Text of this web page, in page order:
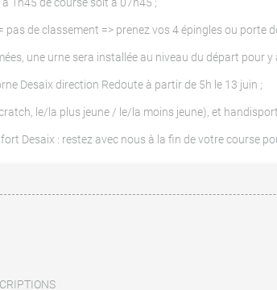
de classement => prenez vos 4 épingles ou porte
une urne sera installée au niveau du départ pour y
Desaix direction Redoute à partir de 5h le 13 juin ;
le/la plus jeune / le/la moins jeune), et
Desaix : restez avec nous à la fin de votre course